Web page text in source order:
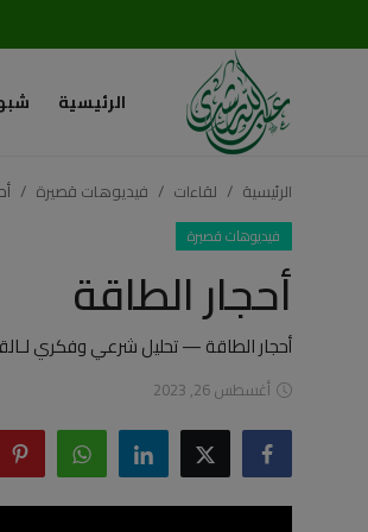
الرئيسية
تسجيل
الدخول
شبهات وردود
العقيدة الإسلامية
رسائل مهمة
أحكام وفتاوى
الرئيسية لقاءات فيديوهات قصيرة
فيديوهات قصيرة
أحجار الطاقة
أحجار الطاقة — تحليل شرعي وفكري
أغسطس 26, 2023